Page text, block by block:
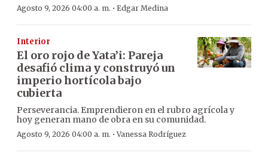
Agosto 9, 2026 04:00 a. m. · Edgar Medina
Interior
El oro rojo de Yata’i: Pareja
desafió clima y construyó un
imperio hortícola bajo
cubierta
Perseverancia. Emprendieron en el rubro agrícola y
hoy generan mano de obra en su comunidad.
Agosto 9, 2026 04:00 a. m. ·Vanessa Rodríguez